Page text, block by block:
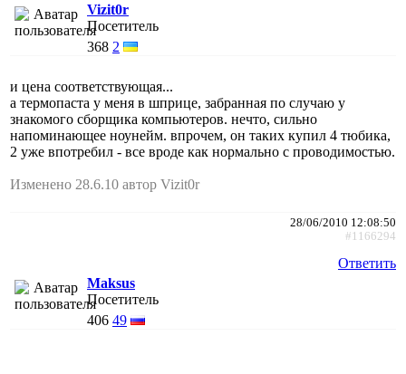
Vizit0r
Посетитель
368 2
и цена соответствующая...
а термопаста у меня в шприце, забранная по случаю у
знакомого сборщика компьютеров. нечто, сильно
напоминающее ноунейм. впрочем, он таких купил 4 тюбика,
2 уже впотребил - все вроде как нормально с проводимостью.
Изменено 28.6.10 автор Vizit0r
28/06/2010 12:08:50
#1166294
Ответить
Maksus
Посетитель
406 49